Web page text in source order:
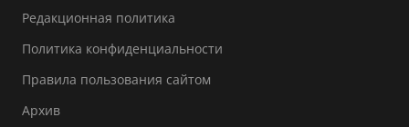
Редакционная политика
Политика конфиденциальности
Правила пользования сайтом
Архив